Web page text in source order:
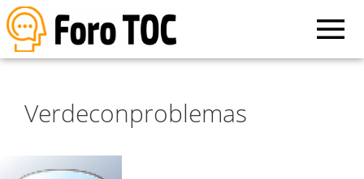
Verdeconproblemas